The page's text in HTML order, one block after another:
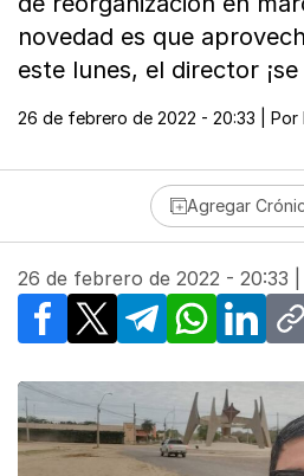
novedad es que
este lunes, el director
26 de febrero de 2022 - 20:33 | Por
Agregar
26 de febrero de 2022 - 20:33
Facebook
X TelegramWhatsApp
LinkedIn